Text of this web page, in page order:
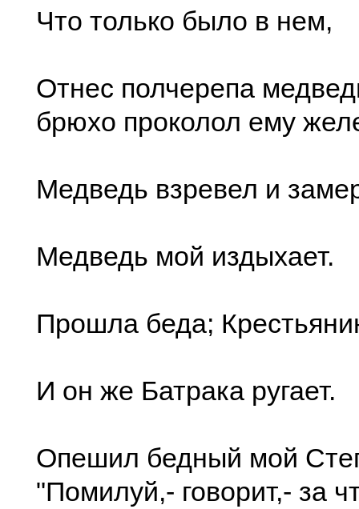
Что только было в нем,
Отнес полчерепа
брюхо проколол ему
Медведь взревел и
Медведь мой издыхает.
Прошла беда;
И он же Батрака ругает.
Опешил бедный мой
"Помилуй,- говорит,- за